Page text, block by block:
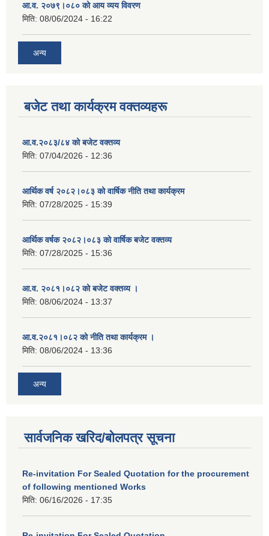
आ.व. २०७९।०८० को आय व्यय विवरण
मिति: 08/06/2024 - 16:22
अन्य
बजेट तथा कार्यक्रम वक्तव्यहरू
आ.व.२०८३/८४ को बजेट वक्तव्य
मिति: 07/04/2026 - 12:36
आर्थिक वर्ष २०८२।०८३ को वार्षिक नीति तथा कार्यक्रम
मिति: 07/28/2025 - 15:39
आर्थिक वर्षक २०८२।०८३ को वार्षिक बजेट वक्तव्य
मिति: 07/28/2025 - 15:36
आ.व. २०८१।०८२ को बजेट वक्तव्य ।
मिति: 08/06/2024 - 13:37
आ.व.२०८१।०८२ को नीति तथा कार्यक्रम ।
मिति: 08/06/2024 - 13:36
अन्य
सार्वजनिक खरिद/बोलपत्र सूचना
Re-invitation For Sealed Quotation for the procurement
of following mentioned Works
मिति: 06/16/2026 - 17:35